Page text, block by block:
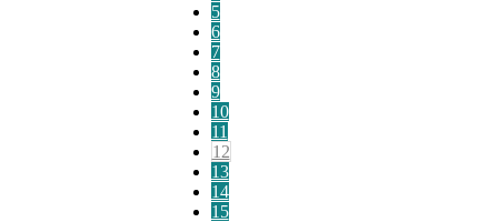
5
6
7
8
9
10
11
12
13
14
15